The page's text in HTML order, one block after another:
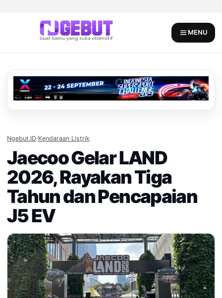
MENU
Ngebut.ID/Kendaraan Listrik
Jaecoo Gelar LAND
2026, Rayakan Tiga
Tahun dan Pencapaian
J5 EV